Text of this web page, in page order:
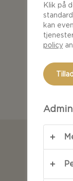
Klik på
kan
policy